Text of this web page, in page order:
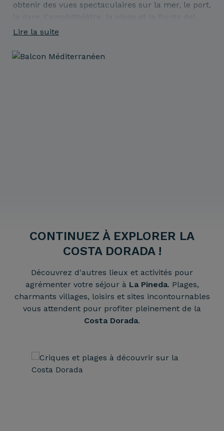
obtenir des vues spectaculaires sur la mer, le port,
la gare, l'amphithéâtre, la plage et la Punta del
Milagro.
Lire la suite
CONTINUEZ À EXPLORER LA
COSTA DORADA !
Découvrez d'autres lieux et activités pour
agrémenter votre séjour à La Pineda. Plages,
charmants villages, loisirs et sites incontournables
vous attendent pour profiter pleinement de la
Costa Dorada.